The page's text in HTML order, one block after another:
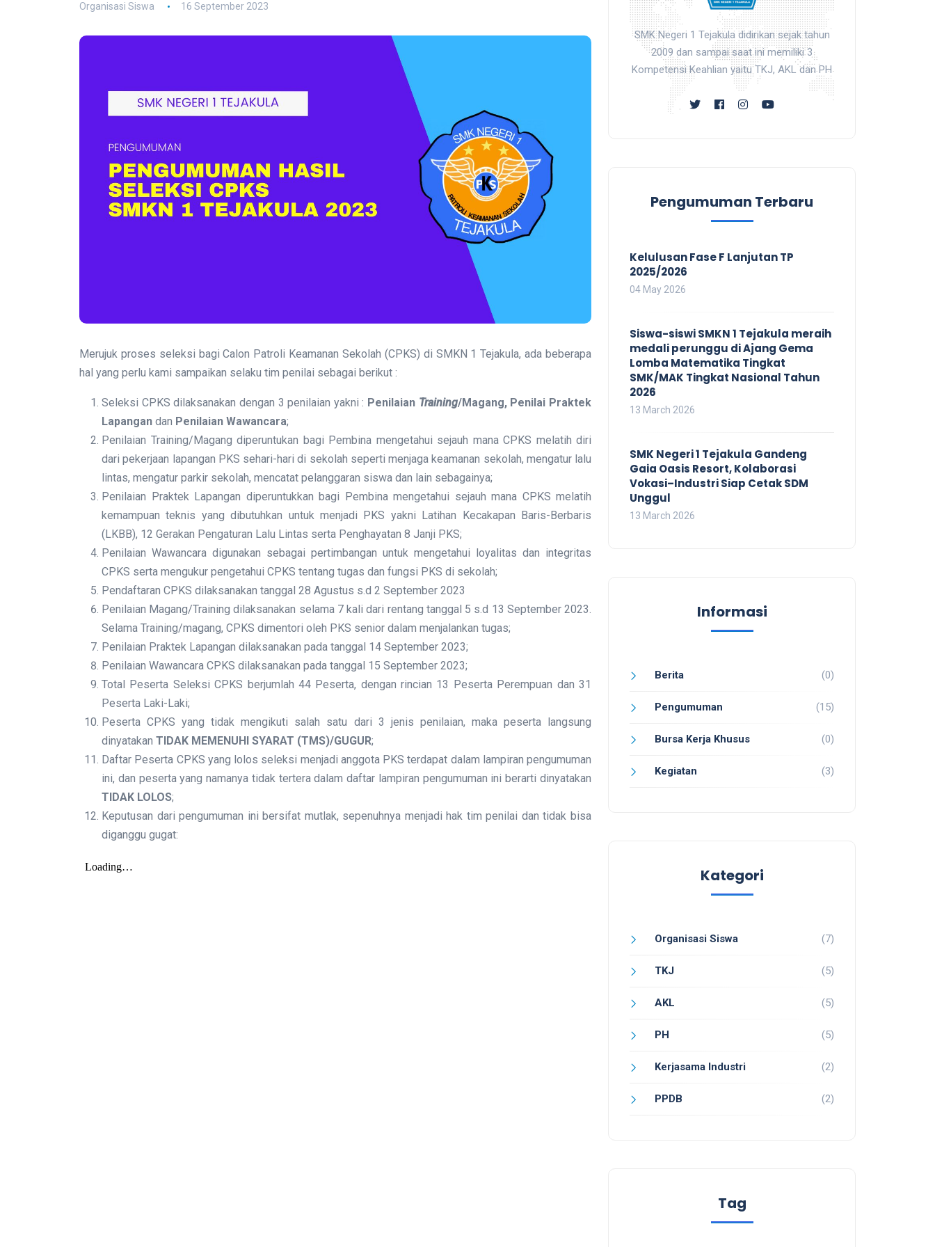
Organisasi Siswa 16 September 2023
Merujuk proses seleksi bagi Calon Patroli Keamanan Sekolah (CPKS) di SMKN 1 Tejakula, ada beberapa
hal yang perlu kami sampaikan selaku tim penilai sebagai berikut :
Seleksi CPKS dilaksanakan dengan 3 penilaian yakni : Penilaian Training/Magang, Penilai Praktek
Lapangan dan Penilaian Wawancara;
Penilaian Training/Magang diperuntukan bagi Pembina mengetahui sejauh mana CPKS melatih diri
dari pekerjaan lapangan PKS sehari-hari di sekolah seperti menjaga keamanan sekolah, mengatur lalu
lintas, mengatur parkir sekolah, mencatat pelanggaran siswa dan lain sebagainya;
Penilaian Praktek Lapangan diperuntukkan bagi Pembina mengetahui sejauh mana CPKS melatih
kemampuan teknis yang dibutuhkan untuk menjadi PKS yakni Latihan Kecakapan Baris-Berbaris
(LKBB), 12 Gerakan Pengaturan Lalu Lintas serta Penghayatan 8 Janji PKS;
Penilaian Wawancara digunakan sebagai pertimbangan untuk mengetahui loyalitas dan integritas
CPKS serta mengukur pengetahui CPKS tentang tugas dan fungsi PKS di sekolah;
Pendaftaran CPKS dilaksanakan tanggal 28 Agustus s.d 2 September 2023
Penilaian Magang/Training dilaksanakan selama 7 kali dari rentang tanggal 5 s.d 13 September 2023.
Selama Training/magang, CPKS dimentori oleh PKS senior dalam menjalankan tugas;
Penilaian Praktek Lapangan dilaksanakan pada tanggal 14 September 2023;
Penilaian Wawancara CPKS dilaksanakan pada tanggal 15 September 2023;
Total Peserta Seleksi CPKS berjumlah 44 Peserta, dengan rincian 13 Peserta Perempuan dan 31
Peserta Laki-Laki;
Peserta CPKS yang tidak mengikuti salah satu dari 3 jenis penilaian, maka peserta langsung
dinyatakan TIDAK MEMENUHI SYARAT (TMS)/GUGUR;
Daftar Peserta CPKS yang lolos seleksi menjadi anggota PKS terdapat dalam lampiran pengumuman
ini, dan peserta yang namanya tidak tertera dalam daftar lampiran pengumuman ini berarti dinyatakan
TIDAK LOLOS;
Keputusan dari pengumuman ini bersifat mutlak, sepenuhnya menjadi hak tim penilai dan tidak bisa
diganggu gugat:
SMK Negeri 1 Tejakula didirikan sejak tahun
2009 dan sampai saat ini memiliki 3
Kompetensi Keahlian yaitu TKJ, AKL dan PH
Pengumuman Terbaru
Kelulusan Fase F Lanjutan TP
2025/2026
04 May 2026
Siswa-siswi SMKN 1 Tejakula meraih
medali perunggu di Ajang Gema
Lomba Matematika Tingkat
SMK/MAK Tingkat Nasional Tahun
2026
13 March 2026
SMK Negeri 1 Tejakula Gandeng
Gaia Oasis Resort, Kolaborasi
Vokasi–Industri Siap Cetak SDM
Unggul
13 March 2026
Informasi
Berita (0)
Pengumuman (15)
Bursa Kerja Khusus (0)
Kegiatan (3)
Kategori
Organisasi Siswa (7)
TKJ (5)
AKL (5)
PH (5)
Kerjasama Industri (2)
PPDB (2)
Tag